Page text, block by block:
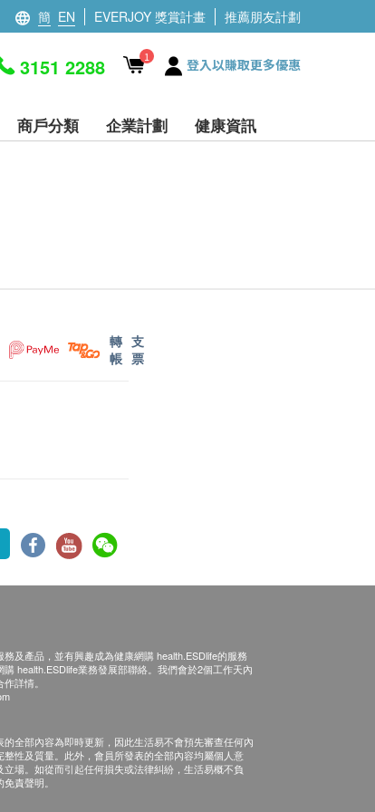
簡 EN EVERJOY 獎賞計畫 推薦朋友計劃
3151 2288 1 登入以賺取更多優惠
商戶分類 企業計劃 健康資訊
轉
帳
支
票
及產品，並有興趣成為健康網購 health.ESDlife的服務
health.ESDlife業務發展部聯絡。我們會於2個工作天內
詳情。
全部內容為即時更新，因此生活易不會預先審查任何內
性及質量。此外，會員所發表的全部內容均屬個人意
立場。如從而引起任何損失或法律糾紛，生活易概不負
責聲明。